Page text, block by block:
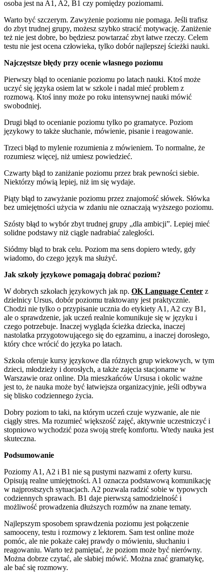
osoba jest na A1, A2, B1 czy pomiędzy poziomami.
Warto być szczerym. Zawyżenie poziomu nie pomaga. Jeśli trafisz
do zbyt trudnej grupy, możesz szybko stracić motywację. Zaniżenie
też nie jest dobre, bo będziesz powtarzać zbyt łatwe rzeczy. Celem
testu nie jest ocena człowieka, tylko dobór najlepszej ścieżki nauki.
Najczęstsze błędy przy ocenie własnego poziomu
Pierwszy błąd to ocenianie poziomu po latach nauki. Ktoś może
uczyć się języka osiem lat w szkole i nadal mieć problem z
rozmową. Ktoś inny może po roku intensywnej nauki mówić
swobodniej.
Drugi błąd to ocenianie poziomu tylko po gramatyce. Poziom
językowy to także słuchanie, mówienie, pisanie i reagowanie.
Trzeci błąd to mylenie rozumienia z mówieniem. To normalne, że
rozumiesz więcej, niż umiesz powiedzieć.
Czwarty błąd to zaniżanie poziomu przez brak pewności siebie.
Niektórzy mówią lepiej, niż im się wydaje.
Piąty błąd to zawyżanie poziomu przez znajomość słówek. Słówka
bez umiejętności użycia w zdaniu nie oznaczają wyższego poziomu.
Szósty błąd to wybór zbyt trudnej grupy „dla ambicji”. Lepiej mieć
solidne podstawy niż ciągle nadrabiać zaległości.
Siódmy błąd to brak celu. Poziom ma sens dopiero wtedy, gdy
wiadomo, do czego język ma służyć.
Jak szkoły językowe pomagają dobrać poziom?
W dobrych szkołach językowych jak np. OK Language Center z
dzielnicy Ursus, dobór poziomu traktowany jest praktycznie.
Chodzi nie tylko o przypisanie ucznia do etykiety A1, A2 czy B1,
ale o sprawdzenie, jak uczeń realnie komunikuje się w języku i
czego potrzebuje. Inaczej wygląda ścieżka dziecka, inaczej
nastolatka przygotowującego się do egzaminu, a inaczej dorosłego,
który chce wrócić do języka po latach.
Szkoła oferuje kursy językowe dla różnych grup wiekowych, w tym
dzieci, młodzieży i dorosłych, a także zajęcia stacjonarne w
Warszawie oraz online. Dla mieszkańców Ursusa i okolic ważne
jest to, że nauka może być łatwiejsza organizacyjnie, jeśli odbywa
się blisko codziennego życia.
Dobry poziom to taki, na którym uczeń czuje wyzwanie, ale nie
ciągły stres. Ma rozumieć większość zajęć, aktywnie uczestniczyć i
stopniowo wychodzić poza swoją strefę komfortu. Wtedy nauka jest
skuteczna.
Podsumowanie
Poziomy A1, A2 i B1 nie są pustymi nazwami z oferty kursu.
Opisują realne umiejętności. A1 oznacza podstawową komunikację
w najprostszych sytuacjach. A2 pozwala radzić sobie w typowych
codziennych sprawach. B1 daje pierwszą samodzielność i
możliwość prowadzenia dłuższych rozmów na znane tematy.
Najlepszym sposobem sprawdzenia poziomu jest połączenie
samooceny, testu i rozmowy z lektorem. Sam test online może
pomóc, ale nie pokaże całej prawdy o mówieniu, słuchaniu i
reagowaniu. Warto też pamiętać, że poziom może być nierówny.
Można dobrze czytać, ale słabiej mówić. Można znać gramatykę,
ale bać się rozmowy.